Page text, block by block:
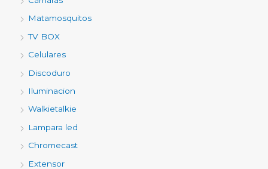
Matamosquitos
TV BOX
Celulares
Discoduro
Iluminacion
Walkietalkie
Lampara led
Chromecast
Extensor